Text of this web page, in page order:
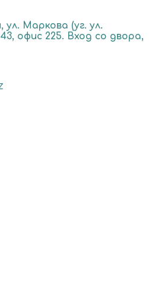
Маркова (уг. ул.
офис 225. Вход со двора,